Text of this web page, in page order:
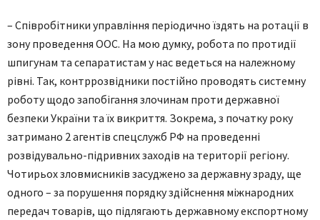
– Співробітники управління періодично їздять на ротації в
зону проведення ООС. На мою думку, робота по протидії
шпигунам та сепаратистам у нас ведеться на належному
рівні. Так, контррозвідники постійно проводять системну
роботу щодо запобігання злочинам проти державної
безпеки України та їх викриття. Зокрема, з початку року
затримано 2 агентів спецслужб РФ на проведенні
розвідувально-підривних заходів на території регіону.
Чотирьох зловмисників засуджено за державну зраду, ще
одного – за порушення порядку здійснення міжнародних
передач товарів, що підлягають державному експортному